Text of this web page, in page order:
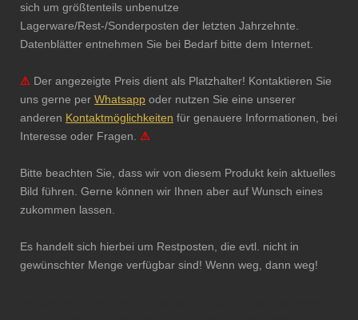
sich um größtenteils unbenutze
Lagerware/Rest-/Sonderposten der letzten Jahrzehnte.
Datenblätter entnehmen Sie bei Bedarf bitte dem Internet.
⚠ Der angezeigte Preis dient als Platzhalter! Kontaktieren Sie
uns gerne per Whatsapp oder nutzen Sie eine unserer
anderen Kontaktmöglichkeiten für genauere Informationen, bei
Interesse oder Fragen. ⚠
Bitte beachten Sie, dass wir von diesem Produkt kein aktuelles
Bild führen. Gerne können wir Ihnen aber auf Wunsch eines
zukommen lassen.
Es handelt sich hierbei um Restposten, die evtl. nicht in
gewünschter Menge verfügbar sind! Wenn weg, dann weg!